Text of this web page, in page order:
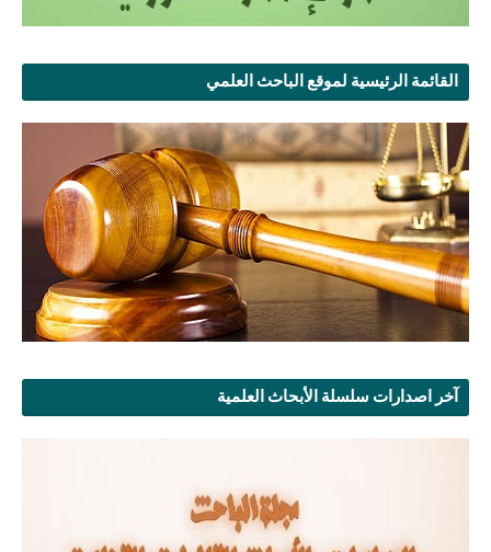
القائمة الرئيسية لموقع الباحث العلمي
آخر اصدارات سلسلة الأبحاث العلمية